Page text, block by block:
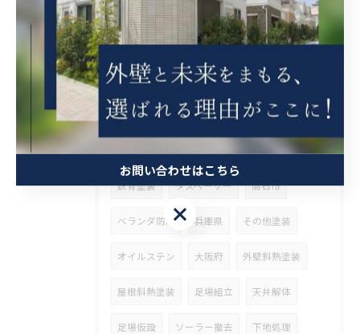
吹田市 守口市 ケレン
錆止め 外壁張り替え 瓦固定
漆喰工事 瓦差し替え 京都市
ブロック工事 高圧洗浄 解体 営業
斜熱塗装
鉄骨塗装 タスペーサー 高石市
ベランダ防水 兵庫県 その他塗装
オイルステン 大阪府 外壁斜熱塗装
屋根斜熱塗装 足場組立 天井解体
足場仮設 ソーラー撤去 下地処理
お問い合わせはこちら
お問い合わせはこちら